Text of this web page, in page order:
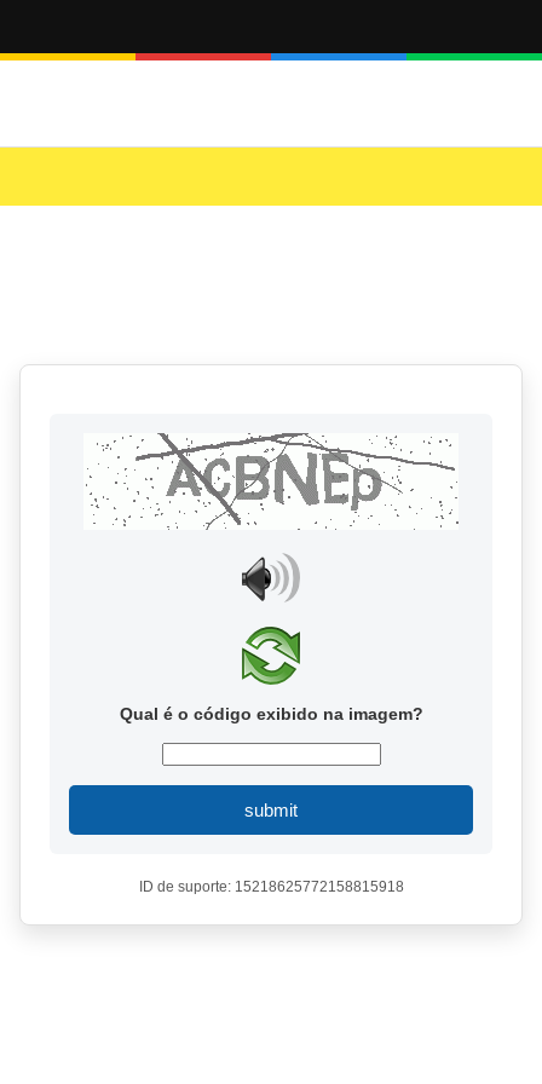
Qual é o código exibido na imagem?
submit
ID de suporte: 15218625772158815918